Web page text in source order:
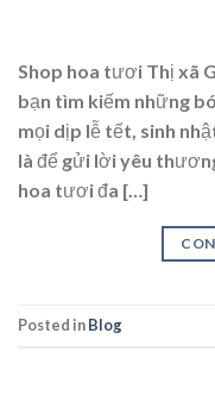
Shop hoa tươi Thị xã
bạn tìm kiếm những
mọi dịp lễ tết, sinh
là để gửi lời yêu
hoa tươi đa […]
Posted inBlog